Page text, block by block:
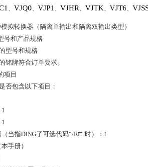
、 VJQ0、 VJP1 、 VJHR、 VJTK、 VJT6、
拟转换器（隔离单输出和隔离双输出类型）
号和产品规格
型号和规格
铭牌符合订单要求。
项目
否包含以下项目：
（当指DING了可选代码“/R□"时）：1
手册）